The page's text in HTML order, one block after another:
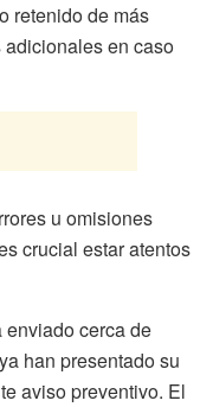
retenido de más
en caso
u omisiones
crucial estar atentos
enviado cerca de
han presentado su
aviso preventivo. El